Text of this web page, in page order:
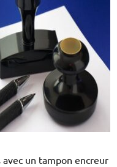
avec un tampon encreur